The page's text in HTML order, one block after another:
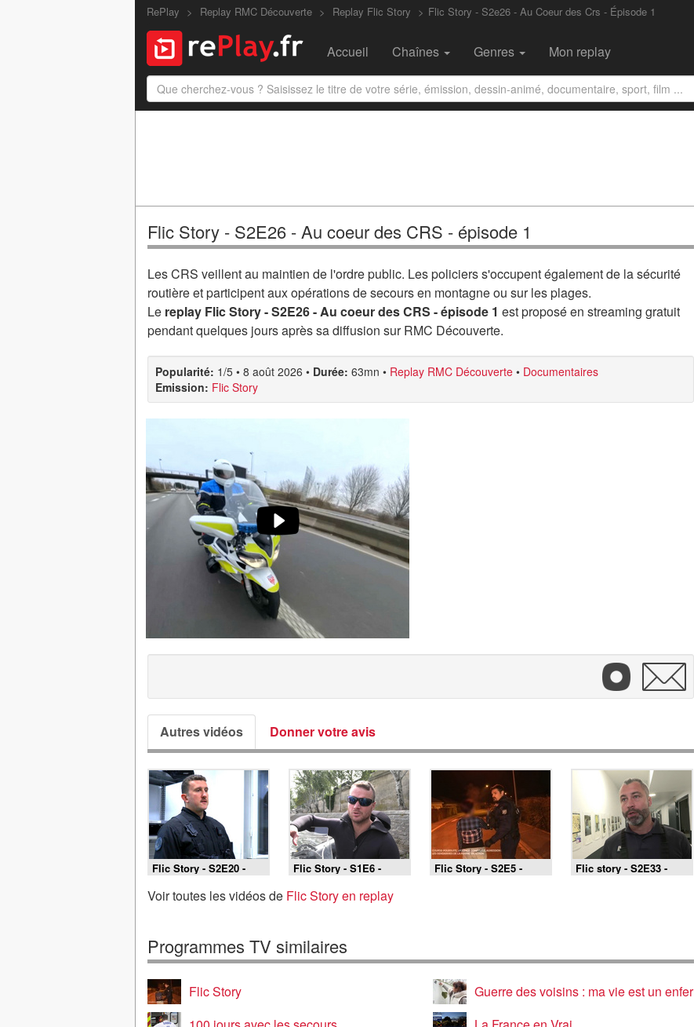
RePlay Replay RMC Découverte Replay Flic Story Flic Story - S2e26 - Au Coeur des Crs - Épisode 1
Accueil Chaînes Genres Mon replay
Flic Story - S2E26 - Au coeur des CRS - épisode 1
Les CRS veillent au maintien de l'ordre public. Les policiers s'occupent également de la sécurité
routière et participent aux opérations de secours en montagne ou sur les plages.
Le replay Flic Story - S2E26 - Au coeur des CRS - épisode 1 est proposé en streaming gratuit
pendant quelques jours après sa diffusion sur RMC Découverte.
Popularité: 1/5 • 8 août 2026 • Durée: 63mn • Replay RMC Découverte • Documentaires
Emission: Flic Story
Autres vidéos Donner votre avis
Flic Story - S2E20 -
Gendarmerie de Gex -
épisode 5
Flic Story - S1E6 -
Police de Paris
Flic Story - S2E5 -
Gendarmerie
Flic story - S2E33 -
Police nationale de St
Voir toutes les vidéos de Flic Story en replay
Programmes TV similaires
Flic Story
Guerre des voisins : ma vie est un enfer